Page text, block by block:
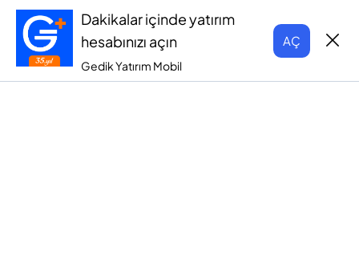
Dakikalar içinde yatırım
hesabınızı açın
Gedik Yatırım Mobil
AÇ